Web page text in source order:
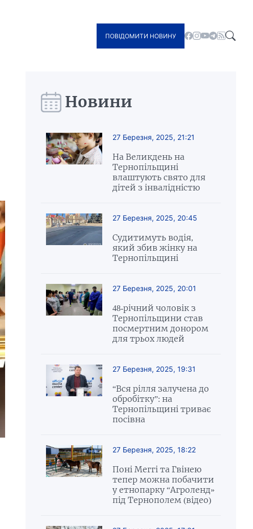
ПОВІДОМИТИ НОВИНУ
Новини
27 Березня, 2025, 21:21
На Великдень на
Тернопільщині
влаштують свято для
дітей з інвалідністю
27 Березня, 2025, 20:45
Судитимуть водія,
який збив жінку на
Тернопільщині
27 Березня, 2025, 20:01
48-річний чоловік з
Тернопільщини став
посмертним донором
для трьох людей
27 Березня, 2025, 19:31
“Вся рілля залучена до
обробітку”: на
Тернопільщині триває
посівна
27 Березня, 2025, 18:22
Поні Меггі та Гвінею
тепер можна побачити
у етнопарку “Агроленд»
під Тернополем (відео)